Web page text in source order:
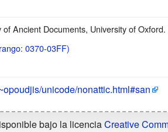
Ancient Documents, University of Oxford.
0370-03FF)
unicode/nonattic.html#san
bajo la licenciaCreative